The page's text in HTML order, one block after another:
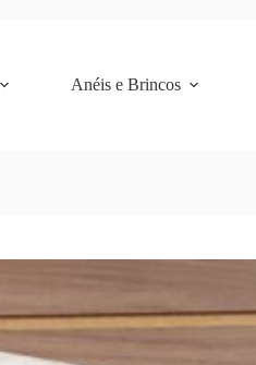
Anéis e Brincos